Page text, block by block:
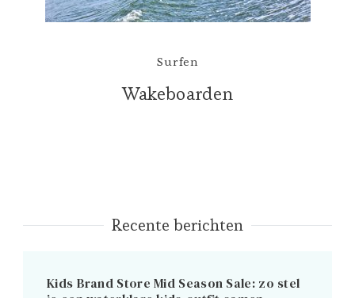
Surfen
Wakeboarden
Recente berichten
Kids Brand Store Mid Season Sale: zo stel